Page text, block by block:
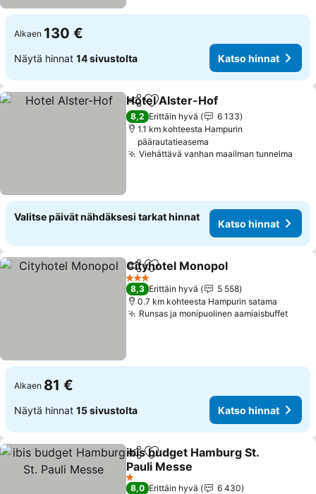
Alkaen 130 €
Näytä hinnat 14 sivustolta Katso hinnat
Jaa Lisää suosikkeihin
Hotel Alster-Hof
8,2 Erittäin hyvä
6 133
1.1 km kohteesta Hampurin
päärautatieasema
Viehättävä vanhan maailman tunnelma
Valitse päivät nähdäksesi tarkat hinnat
Katso hinnat
Jaa Lisää suosikkeihin
Cityhotel Monopol
3 Tähtiluokitus
8,3 Erittäin hyvä
5 558
0.7 km kohteesta Hampurin satama
Runsas ja monipuolinen aamiaisbuffet
Alkaen 81 €
Näytä hinnat 15 sivustolta Katso hinnat
Jaa Lisää suosikkeihin
ibis budget Hamburg St.
Pauli Messe
Katso hinnat
1 Tähtiluokitus
8,0 Erittäin hyvä
6 430